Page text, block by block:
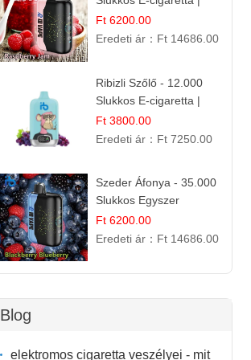
IBVape Bar Édes
Gyümölcs Íz
Ft 6200.00
Eredeti ár： Ft 14686.00
Ribizli Szőlő - 12.000
Slukkos E-cigaretta |
Kifinomult Gyümölcs Íz
Ft 3800.00
Eredeti ár： Ft 7250.00
Szeder Áfonya - 35.000
Slukkos Egyszer
Használatos E-cigaretta
| Prémium Ízélmény
Ft 6200.00
Eredeti ár： Ft 14686.00
Blog
elektromos cigaretta veszélyei - mit